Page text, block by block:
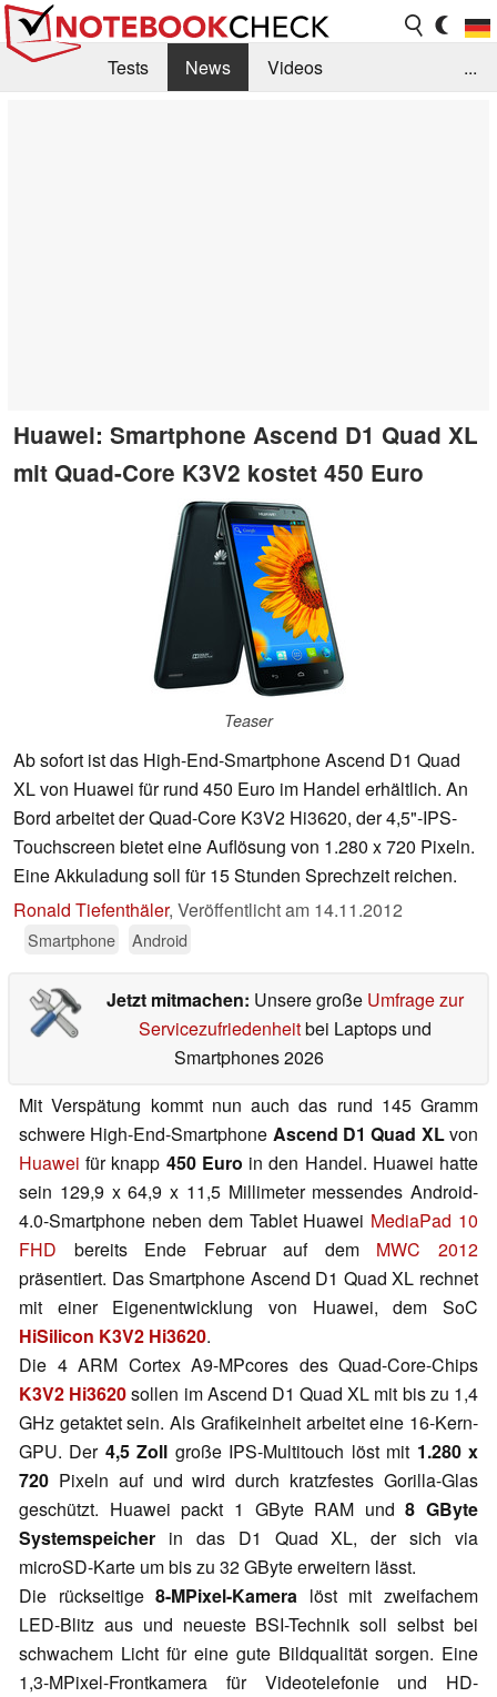
Tests News
Videos
...
Huawei: Smartphone Ascend D1 Quad XL
mit Quad-Core K3V2 kostet 450 Euro
Teaser
Ab sofort ist das High-End-Smartphone Ascend D1 Quad
XL von Huawei für rund 450 Euro im Handel erhältlich. An
Bord arbeitet der Quad-Core K3V2 Hi3620, der 4,5"-IPS-
Touchscreen bietet eine Auflösung von 1.280 x 720 Pixeln.
Eine Akkuladung soll für 15 Stunden Sprechzeit reichen.
Ronald Tiefenthäler, Veröffentlicht am 14.11.2012
Smartphone Android
Jetzt mitmachen: Unsere große Umfrage zur
Servicezufriedenheitbei Laptops und
Smartphones 2026
Mit Verspätung kommt nun auch das rund 145 Gramm
schwere High-End-Smartphone Ascend D1 Quad XLvon
Huawei für knapp 450 Euro in den Handel. Huawei hatte
sein 129,9 x 64,9 x 11,5 Millimeter messendes Android-
4.0-Smartphone neben dem Tablet Huawei MediaPad 10
FHD bereits Ende Februar auf dem MWC 2012
präsentiert. Das Smartphone Ascend D1 Quad XL rechnet
mit einer Eigenentwicklung von Huawei, dem SoC
HiSilicon K3V2 Hi3620.
Die 4 ARM Cortex A9-MPcores des Quad-Core-Chips
K3V2 Hi3620sollen im Ascend D1 Quad XL mit bis zu 1,4
GHz getaktet sein. Als Grafikeinheit arbeitet eine 16-Kern-
GPU. Der 4,5 Zoll große IPS-Multitouch löst mit 1.280 x
720 Pixeln auf und wird durch kratzfestes Gorilla-Glas
geschützt. Huawei packt 1 GByte RAM und8 GByte
Systemspeicher in das D1 Quad XL, der sich via
microSD-Karte um bis zu 32 GByte erweitern lässt.
Die rückseitige8-MPixel-Kamera löst mit zweifachem
LED-Blitz aus und neueste BSI-Technik soll selbst bei
schwachem Licht für eine gute Bildqualität sorgen. Eine
1,3-MPixel-Frontkamera für Videotelefonie und HD-